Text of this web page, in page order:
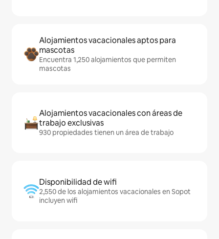
Alojamientos vacacionales aptos para
mascotas
Encuentra 1,250 alojamientos que permiten
mascotas
Alojamientos vacacionales con áreas de
trabajo exclusivas
930 propiedades tienen un área de trabajo
Disponibilidad de wifi
2,550 de los alojamientos vacacionales en Sopot
incluyen wifi